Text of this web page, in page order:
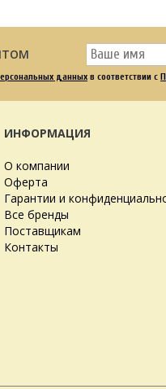
данных в соответствии с
ИНФОРМАЦИЯ
О компании
Оферта
Гарантии и
Все бренды
Поставщикам
Контакты